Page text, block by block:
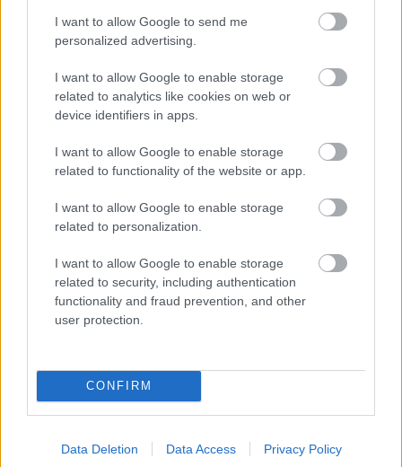
I want to allow Google to send me
personalized advertising.
I want to allow Google to enable storage
related to analytics like cookies on web or
device identifiers in apps.
I want to allow Google to enable storage
related to functionality of the website or app.
I want to allow Google to enable storage
related to personalization.
I want to allow Google to enable storage
related to security, including authentication
functionality and fraud prevention, and other
user protection.
CONFIRM
Data Deletion Data Access Privacy Policy
AZ EMBERSÉG ÜNNEPE
ETNOFON AZ I. ONIFESZT-EN